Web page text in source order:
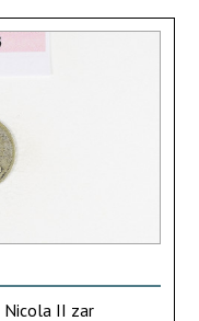
Nicola II zar